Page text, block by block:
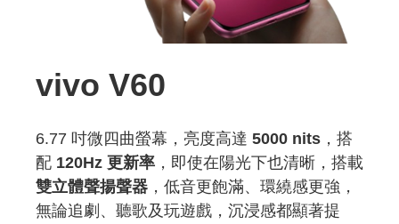
vivo V60
6.77 吋微四曲螢幕，亮度高達 5000 nits ，搭
配 120Hz 更新率 ，即使在陽光下也清晰，搭載
雙立體聲揚聲器 ，低音更飽滿、環繞感更強，
無論追劇、聽歌及玩遊戲，沉浸感都顯著提